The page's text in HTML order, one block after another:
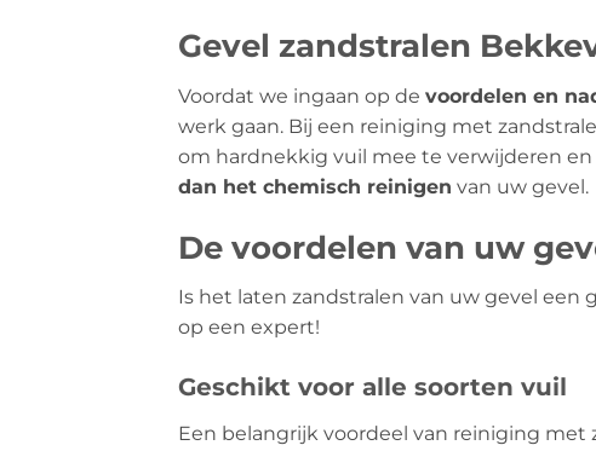
Gevel zandstralen
Voordat we ingaan op de voordelen en
werk gaan. Bij een reiniging met
om hardnekkig vuil mee te verwijderen
dan het chemisch reinigen van uw gevel.
De voordelen van uw
Is het laten zandstralen van uw gevel een
op een expert!
Geschikt voor alle soorten vuil
Een belangrijk voordeel van reiniging met